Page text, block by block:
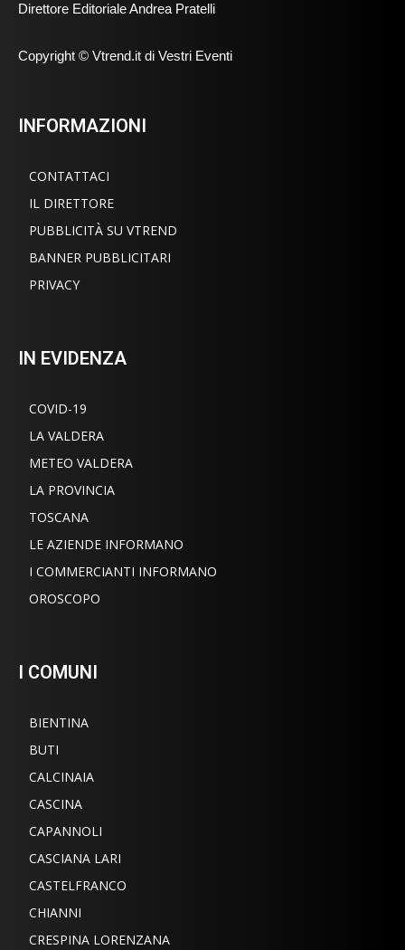
Direttore Editoriale Andrea Pratelli
Copyright © Vtrend.it di Vestri Eventi
INFORMAZIONI
CONTATTACI
IL DIRETTORE
PUBBLICITÀ SU VTREND
BANNER PUBBLICITARI
PRIVACY
IN EVIDENZA
COVID-19
LA VALDERA
METEO VALDERA
LA PROVINCIA
TOSCANA
LE AZIENDE INFORMANO
I COMMERCIANTI INFORMANO
OROSCOPO
I COMUNI
BIENTINA
BUTI
CALCINAIA
CASCINA
CAPANNOLI
CASCIANA LARI
CASTELFRANCO
CHIANNI
CRESPINA LORENZANA